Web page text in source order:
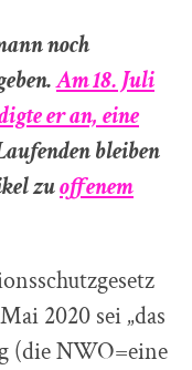
noch
Am 18. Juli
er an, eine
bleiben
zuoffenem
2020 sei „das
(die NWO=eine